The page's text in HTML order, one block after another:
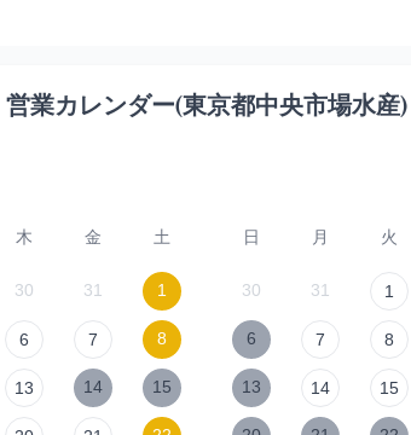
営業カレンダー(東京都中央市場水産)
木 金 土
30 31 1
6 7 8
13 14 15
日 月 火
30 31 1
6 7 8
13 14 15